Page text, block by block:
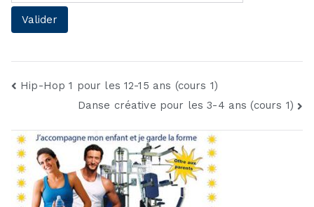
Navigation
l’article
Hip-Hop 1 pour les 12-15 ans (cours 1)
Danse créative pour les 3-4 ans (cours 1)